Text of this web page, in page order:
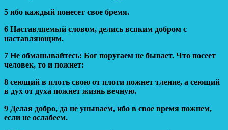
5 ибо каждый понесет свое бремя.
6 Наставляемый словом, делись всяким добром с
наставляющим.
7 Не обманывайтесь: Бог поругаем не бывает. Что посеет
человек, то и пожнет:
8 сеющий в плоть свою от плоти пожнет тление, а сеющий
в дух от духа пожнет жизнь вечную.
9 Делая добро, да не унываем, ибо в свое время пожнем,
если не ослабеем.